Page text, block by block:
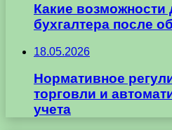
Какие возможности
бухгалтера после
18.05.2026
Нормативное
торговли и
учета